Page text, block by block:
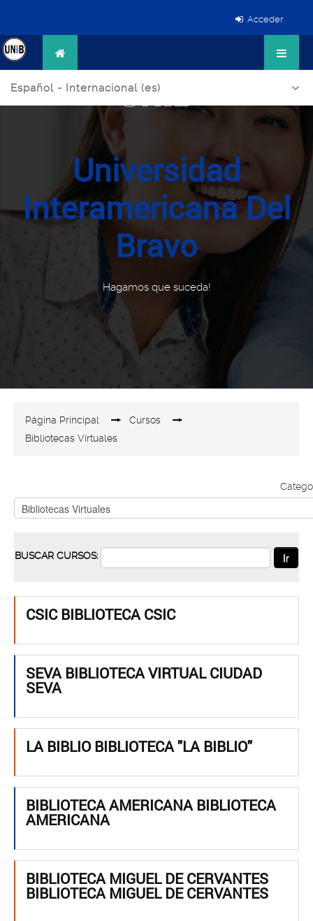
Acceder
Español - Internacional ‎(es)‎
Universidad
Interamericana Del
Bravo
Hagamos que suceda!
Página Principal → Cursos
→
Bibliotecas Virtuales
BUSCAR CURSOS:
CSIC BIBLIOTECA CSIC
SEVA BIBLIOTECA VIRTUAL CIUDAD
SEVA
LA BIBLIO BIBLIOTECA "LA BIBLIO"
BIBLIOTECA AMERICANA BIBLIOTECA
AMERICANA
BIBLIOTECA MIGUEL DE CERVANTES
BIBLIOTECA MIGUEL DE CERVANTES